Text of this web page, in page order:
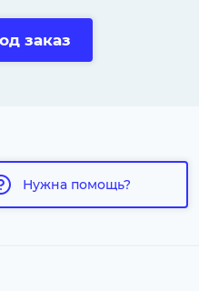
заказ
Нужна помощь?